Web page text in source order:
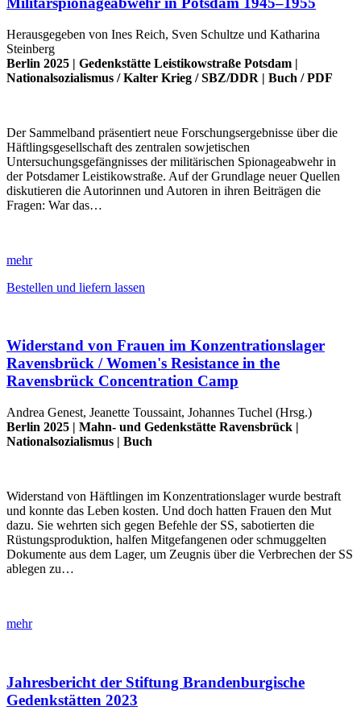
Herausgegeben von Ines Reich, Sven Schultze und Katharina
Steinberg
Berlin 2025 | Gedenkstätte Leistikowstraße Potsdam |
Nationalsozialismus /Kalter Krieg /SBZ/DDR | Buch /PDF
Der Sammelband präsentiert neue Forschungsergebnisse über die
Häftlingsgesellschaft des zentralen sowjetischen
Untersuchungsgefängnisses der militärischen Spionageabwehr in
der Potsdamer Leistikowstraße. Auf der Grundlage neuer Quellen
diskutieren die Autorinnen und Autoren in ihren Beiträgen die
Fragen: War das…
mehr
Bestellen und liefern lassen
Widerstand von Frauen im Konzentrationslager
Ravensbrück / Women's Resistance in the
Ravensbrück Concentration Camp
Andrea Genest, Jeanette Toussaint, Johannes Tuchel (Hrsg.)
Berlin 2025 | Mahn- und Gedenkstätte Ravensbrück |
Nationalsozialismus | Buch
Widerstand von Häftlingen im Konzentrationslager wurde bestraft
und konnte das Leben kosten. Und doch hatten Frauen den Mut
dazu. Sie wehrten sich gegen Befehle der SS, sabotierten die
Rüstungsproduktion, halfen Mitgefangenen oder schmuggelten
Dokumente aus dem Lager, um Zeugnis über die Verbrechen der SS
ablegen zu…
mehr
Jahresbericht der Stiftung Brandenburgische
Gedenkstätten 2023